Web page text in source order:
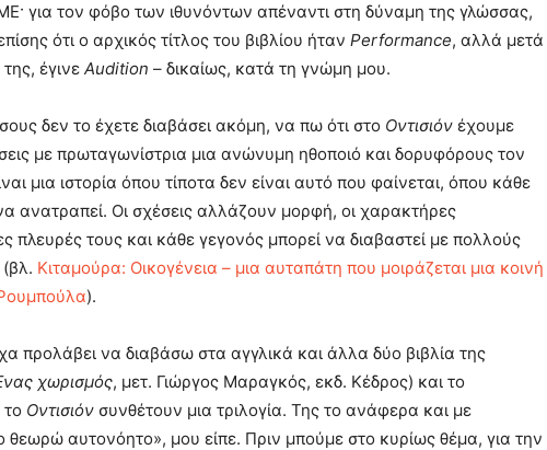
για τον φόβο των ιθυνόντων απέναντι στη δύναμη της γλώσσας,
ότι ο αρχικός τίτλος του βιβλίου ήταν Performance, αλλά μετά
έγινε Audition – δικαίως, κατά τη γνώμη μου.
δεν το έχετε διαβάσει ακόμη, να πω ότι στο Οντισιόν έχουμε
με πρωταγωνίστρια μια ανώνυμη ηθοποιό και δορυφόρους τον
μια ιστορία όπου τίποτα δεν είναι αυτό που φαίνεται, όπου κάθε
ανατραπεί. Οι σχέσεις αλλάζουν μορφή, οι χαρακτήρες
πλευρές τους και κάθε γεγονός μπορεί να διαβαστεί με πολλούς
(βλ. Κιταμούρα: Oικογένεια – μια αυταπάτη που μοιράζεται μια κοινή
).
προλάβει να διαβάσω στα αγγλικά και άλλα δύο βιβλία της
χωρισμός, μετ. Γιώργος Μαραγκός, εκδ. Κέδρος) και το
Οντισιόν συνθέτουν μια τριλογία. Της το ανάφερα και με
θεωρώ αυτονόητο», μου είπε. Πριν μπούμε στο κυρίως θέμα, για την